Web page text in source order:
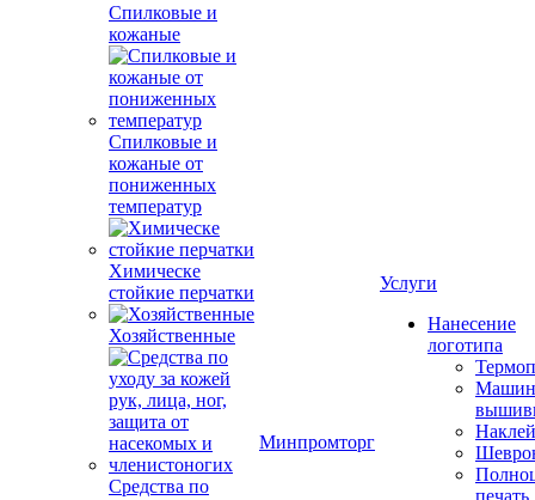
Спилковые и
кожаные
Спилковые и
кожаные от
пониженных
температур
Химическе
стойкие перчатки
Хозяйственные
Средства по
Минпромторг
Услуги
Нанесение
логотипа
печать